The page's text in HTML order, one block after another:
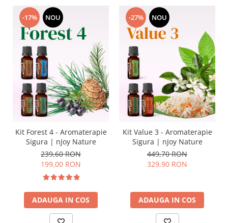
-17% NOU
Kit Forest 4 - Aromaterapie
Sigura | nJoy Nature
239,60 RON
199,00 RON
ADAUGA IN COS
-27% NOU
Kit Value 3 - Aromaterapie
Sigura | nJoy Nature
449,70 RON
329,90 RON
ADAUGA IN COS